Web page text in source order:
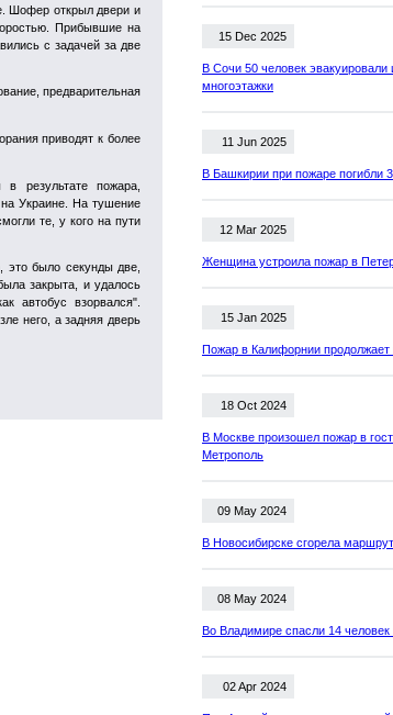
Шофер открыл двери и
Прибывшие на
с задачей за две
предварительная
приводят к более
результате пожара,
Украине. На тушение
те, у кого на пути
это было секунды две,
закрыта, и удалось
автобус взорвался".
него, а задняя дверь
15 Dec 2025
В Сочи 50 человек эвакуировали
многоэтажки
11 Jun 2025
В Башкирии при пожаре погибли
12 Mar 2025
Женщина устроила пожар в
15 Jan 2025
Пожар в Калифорнии продолжает
18 Oct 2024
В Москве произошел пожар в
Метрополь
09 May 2024
В Новосибирске сгорела
08 May 2024
Во Владимире спасли 14 человек
02 Apr 2024